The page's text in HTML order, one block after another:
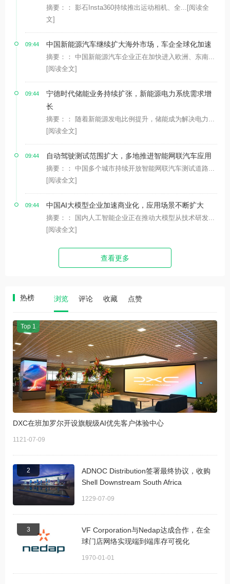
摘要：： 影石Insta360持续推出运动相机、全... [阅读全
文]
09:44 中国新能源汽车继续扩大海外市场，车企全球化加速
摘要：： 中国新能源汽车企业正在加快进入欧洲、东南...
[阅读全文]
09:44
宁德时代储能业务持续扩张，新能源电力系统需求增
长
摘要：： 随着新能源发电比例提升，储能成为解决电力...
[阅读全文]
09:44 自动驾驶测试范围扩大，多地推进智能网联汽车应用
摘要：： 中国多个城市持续开放智能网联汽车测试道路...
[阅读全文]
09:44 中国AI大模型企业加速商业化，应用场景不断扩大
摘要：： 国内人工智能企业正在推动大模型从技术研发...
[阅读全文]
查看更多
热榜 浏览 评论 收藏 点赞
Top 1
DXC在班加罗尔开设旗舰级AI优先客户体验中心
1121-07-09
2
ADNOC Distribution签署最终协议，收购
Shell Downstream South Africa
1229-07-09
3
VF Corporation与Nedap达成合作，在全
球门店网络实现端到端库存可视化
1970-01-01